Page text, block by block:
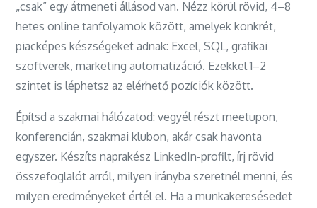
„csak” egy átmeneti állásod van. Nézz körül rövid, 4–8
hetes online tanfolyamok között, amelyek konkrét,
piacképes készségeket adnak: Excel, SQL, grafikai
szoftverek, marketing automatizáció. Ezekkel 1–2
szintet is léphetsz az elérhető pozíciók között.
Építsd a szakmai hálózatod: vegyél részt meetupon,
konferencián, szakmai klubon, akár csak havonta
egyszer. Készíts naprakész LinkedIn-profilt, írj rövid
összefoglalót arról, milyen irányba szeretnél menni, és
milyen eredményeket értél el. Ha a munkakeresésedet